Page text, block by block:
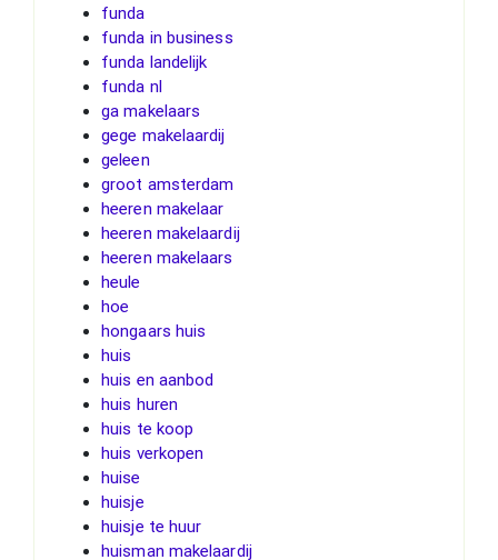
funda
funda in business
funda landelijk
funda nl
ga makelaars
gege makelaardij
geleen
groot amsterdam
heeren makelaar
heeren makelaardij
heeren makelaars
heule
hoe
hongaars huis
huis
huis en aanbod
huis huren
huis te koop
huis verkopen
huise
huisje
huisje te huur
huisman makelaardij